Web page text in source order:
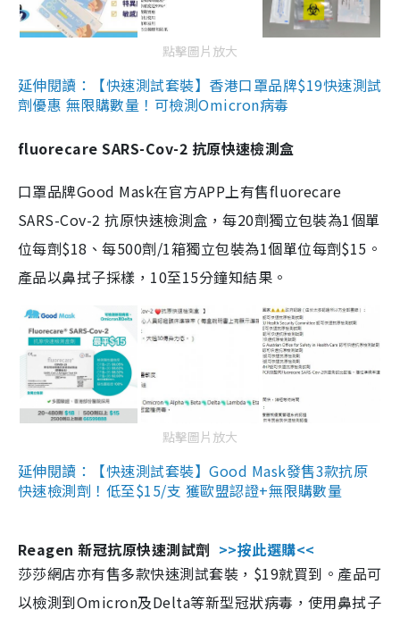
點擊圖片放大
延伸閱讀：【快速測試套裝】香港口罩品牌$19快速測試
劑優惠 無限購數量！可檢測Omicron病毒
fluorecare SARS-Cov-2 抗原快速檢測盒
口罩品牌Good Mask在官方APP上有售fluorecare
SARS-Cov-2 抗原快速檢測盒，每20劑獨立包裝為1個單
位每劑$18、每500劑/1箱獨立包裝為1個單位每劑$15。
產品以鼻拭子採樣，10至15分鐘知結果。
點擊圖片放大
延伸閱讀：【快速測試套裝】Good Mask發售3款抗原
快速檢測劑！低至$15/支 獲歐盟認證+無限購數量
Reagen 新冠抗原快速測試劑 >>按此選購<<
莎莎網店亦有售多款快速測試套裝，$19就買到。產品可
以檢測到Omicron及Delta等新型冠狀病毒，使用鼻拭子